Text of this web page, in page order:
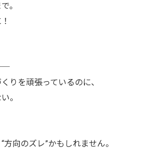
。
りを頑張っているのに、
。
向のズレ”かもしれません。